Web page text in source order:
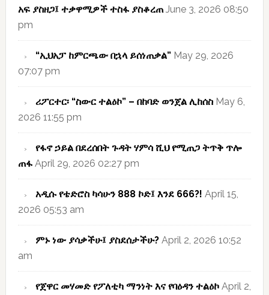
አፍ ያስዘጋ፤ ተቃዋሚዎች ተስፋ ያስቆረጠ June 3, 2026 08:50
pm
“ኢህአፓ ከምርጫው በኋላ ይሰነጠቃል” May 29, 2026
07:07 pm
ሪፖርተር፡ “ስውር ተልዕኮ” – በከባድ ወንጀል ሊከሰስ May 6,
2026 11:55 pm
የፋኖ ኃይል በደረሰበት ጉዳት ሃምሳ ሺህ የሚጠጋ ትጥቅ ጥሎ
ጠፋ April 29, 2026 02:27 pm
አዲሱ የቴድሮስ ካሳሁን 888 ኮድ፤ እንደ 666?! April 15,
2026 05:53 am
ምኑ ነው ያሳቃችሁ፤ ያስደሰታችሁ? April 2, 2026 10:52
am
የጀዋር መሃመድ የፖለቲካ ማንነት እና የባዕዳን ተልዕኮ April 2,